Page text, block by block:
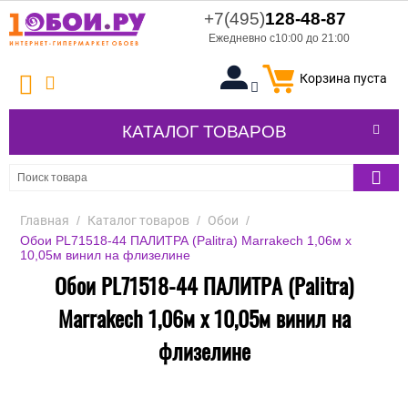
+7(495)128-48-87
Ежедневно с10:00 до 21:00
Корзина пуста
КАТАЛОГ ТОВАРОВ
Главная / Каталог товаров / Обои /
Обои PL71518-44 ПАЛИТРА (Palitra) Marrakech 1,06м х
10,05м винил на флизелине
Обои PL71518-44 ПАЛИТРА (Palitra)
Marrakech 1,06м х 10,05м винил на
флизелине